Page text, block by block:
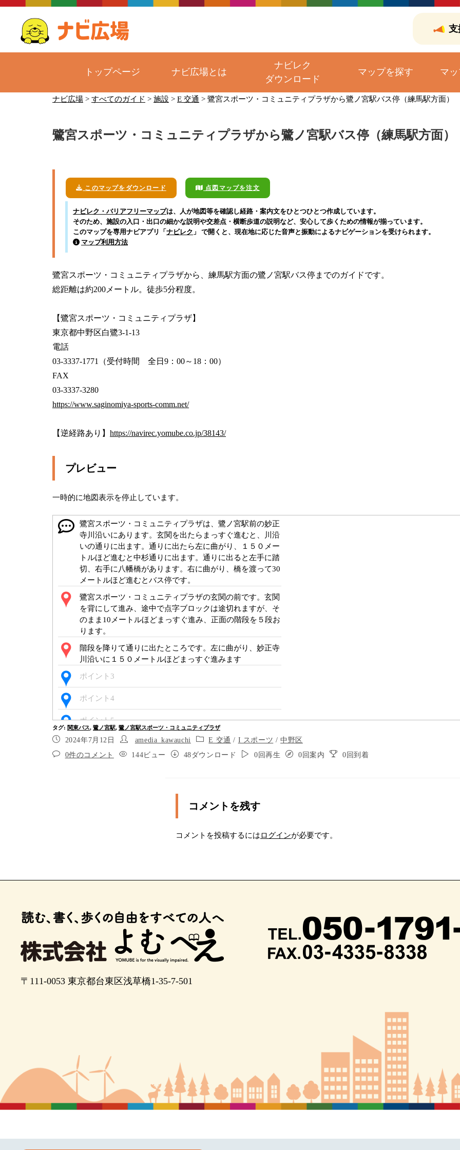
支
トップページ ナビ広場とは
ナビレク
ダウンロード
マップを探す マ
ナビ広場 > すべてのガイド > 施設 > E 交通 > 鷺宮スポーツ・コミュニティプラザから鷺ノ宮駅バス停（練馬駅方面）
鷺宮スポーツ・コミュニティプラザから鷺ノ宮駅バス停（練馬駅方面）
このマップをダウンロード 点図マップを注文
ナビレク・バリアフリーマップは、人が地図等を確認し経路・案内文をひとつひとつ作成しています。
そのため、施設の入口・出口の細かな説明や交差点・横断歩道の説明など、安心して歩くための情報が揃っています。
このマップを専用ナビアプリ「 ナビレク 」 で開くと、現在地に応じた音声と振動によるナビゲーションを受けられます。
マップ利用方法
鷺宮スポーツ・コミュニティプラザから、練馬駅方面の鷺ノ宮駅バス停までのガイドです。
総距離は約200メートル。徒歩5分程度。
【鷺宮スポーツ・コミュニティプラザ】
東京都中野区白鷺3-1-13
電話
03-3337-1771（受付時間　全日9：00～18：00）
FAX
https://www.saginomiya-sports-comm.net/
【逆経路あり】 https://navirec.yomube.co.jp/38143/
プレビュー
一時的に地図表示を停止しています。
鷺宮スポーツ・コミュニティプラザは、鷺ノ宮駅前の妙正
寺川沿いにあります。玄関を出たらまっすぐ進むと、川沿
いの通りに出ます。通りに出たら左に曲がり、１５０メー
トルほど進むと中杉通りに出ます。通りに出ると左手に踏
切、右手に八幡橋があります。右に曲がり、橋を渡って30
メートルほど進むとバス停です。
鷺宮スポーツ・コミュニティプラザの玄関の前です。玄関
を背にして進み、途中で点字ブロックは途切れますが、そ
のまま10メートルほどまっすぐ進み、正面の階段を５段お
ります。
階段を降りて通りに出たところです。左に曲がり、妙正寺
川沿いに１５０メートルほどまっすぐ進みます
ポイント3
ポイント4
ポイント5
ポイント6
中杉通りに出ました。右に曲がり、八幡橋を渡ります。30
メートルほどまっすぐ進むとバス停です
練馬駅方面の鷺ノ宮駅バス停です。練馬駅と中村橋駅行き
タグ: 関東バス, 鷺ノ宮駅, 鷺ノ宮駅スポーツ・コミュニティプラザ
2024年7月12日 amedia_kawauchi E 交通 / I スポーツ /中野区
0件のコメント
144ビュー 48ダウンロード 0回再生 0回案内 0回到着
コメントを残す
コメントを投稿するにはログインが必要です。
〒111-0053東京都台東区浅草橋1-35-7-501